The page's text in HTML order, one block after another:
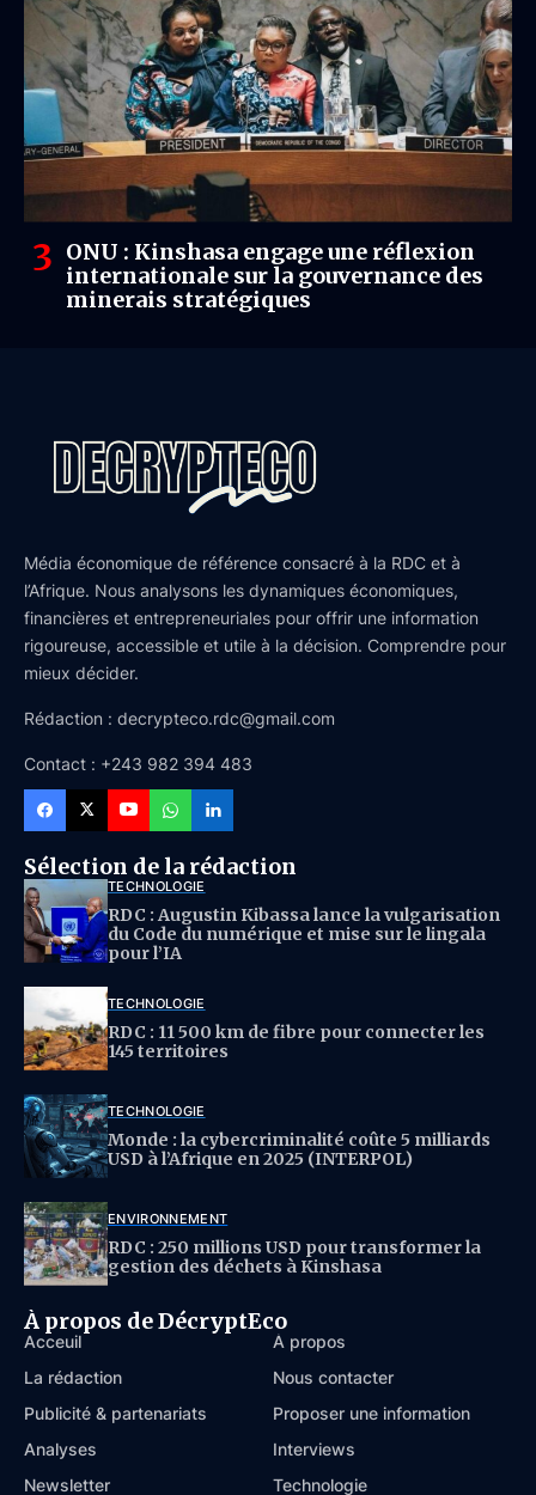
ONU : Kinshasa engage une réflexion
internationale sur la gouvernance des
minerais stratégiques
Média économique de référence consacré à la RDC et à
l’Afrique. Nous analysons les dynamiques économiques,
financières et entrepreneuriales pour offrir une information
rigoureuse, accessible et utile à la décision. Comprendre pour
mieux décider.
Rédaction : decrypteco.rdc@gmail.com
Contact : +243 982 394 483
Sélection de la rédaction
TECHNOLOGIE
RDC : Augustin Kibassa lance la vulgarisation
du Code du numérique et mise sur le lingala
pour l’IA
TECHNOLOGIE
RDC : 11 500 km de fibre pour connecter les
145 territoires
TECHNOLOGIE
Monde : la cybercriminalité coûte 5 milliards
USD à l’Afrique en 2025 (INTERPOL)
ENVIRONNEMENT
RDC : 250 millions USD pour transformer la
gestion des déchets à Kinshasa
À propos de DécryptEco
Acceuil
À propos
La rédaction
Nous contacter
Publicité & partenariats
Proposer une information
Analyses
Interviews
Newsletter
Technologie